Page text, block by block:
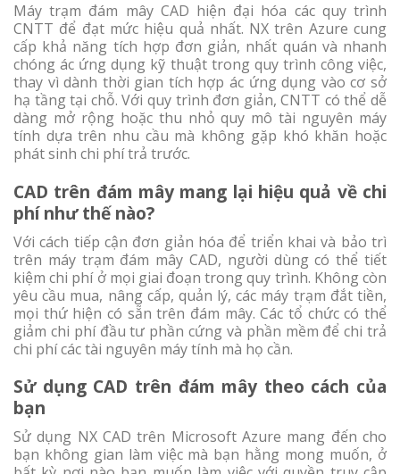
Máy trạm đám mây CAD hiện đại hóa các quy trình
CNTT để đạt mức hiệu quả nhất. NX trên Azure cung
cấp khả năng tích hợp đơn giản, nhất quán và nhanh
chóng ác ứng dụng kỹ thuật trong quy trình công việc,
thay vì dành thời gian tích hợp ác ứng dụng vào cơ sở
hạ tầng tại chỗ. Với quy trình đơn giản, CNTT có thể dễ
dàng mở rộng hoặc thu nhỏ quy mô tài nguyên máy
tính dựa trên nhu cầu mà không gặp khó khăn hoặc
phát sinh chi phí trả trước.
CAD trên đám mây mang lại hiệu quả về chi
phí như thế nào?
Với cách tiếp cận đơn giản hóa để triển khai và bảo trì
trên máy trạm đám mây CAD, người dùng có thể tiết
kiệm chi phí ở mọi giai đoạn trong quy trình. Không còn
yêu cầu mua, nâng cấp, quản lý, các máy trạm đắt tiền,
mọi thứ hiện có sẵn trên đám mây. Các tổ chức có thể
giảm chi phí đầu tư phần cứng và phần mềm để chi trả
chi phí các tài nguyên máy tính mà họ cần.
Sử dụng CAD trên đám mây theo cách của
bạn
Sử dụng NX CAD trên Microsoft Azure mang đến cho
bạn không gian làm việc mà bạn hằng mong muốn, ở